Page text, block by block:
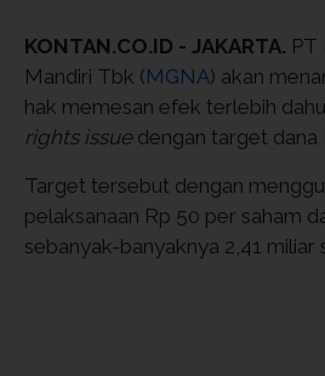
KONTAN.CO.ID - JAKARTA. PT
Mandiri Tbk (MGNA) akan
hak memesan efek terlebih
rights issuedengan target dana
Target tersebut dengan
pelaksanaan Rp 50 per saham
sebanyak-banyaknya 2,41 miliar